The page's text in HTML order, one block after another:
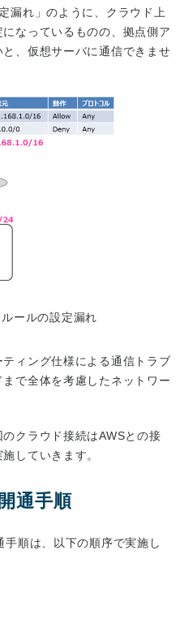
漏れ」のように、クラウド上
なっているものの、拠点側ア
、仮想サーバに通信できませ
ールの設定漏れ
ィング仕様による通信トラブ
で全体を考慮したネットワー
クラウド接続はAWSとの接
していきます。
通手順
手順は、以下の順序で実施し